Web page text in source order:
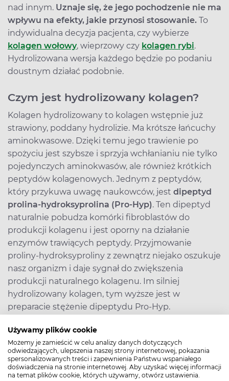
Używamy plików cookie
Możemy je zamieścić w celu analizy danych dotyczących
odwiedzających, ulepszenia naszej strony internetowej, pokazania
spersonalizowanych treści i zapewnienia Państwu wspaniałego
doświadczenia na stronie internetowej. Aby uzyskać więcej informacji
na temat plików cookie, których używamy, otwórz ustawienia.
nad innym. Uznaje się, że jego pochodzenie nie ma
wpływu na efekty, jakie przynosi stosowanie. To
indywidualna decyzja pacjenta, czy wybierze
kolagen wołowy, wieprzowy czy kolagen rybi.
Hydrolizowana wersja każdego będzie po podaniu
doustnym działać podobnie.
Czym jest hydrolizowany kolagen?
Kolagen hydrolizowany to kolagen wstępnie już
strawiony, poddany hydrolizie. Ma krótsze łańcuchy
aminokwasowe. Dzięki temu jego trawienie po
spożyciu jest szybsze i sprzyja wchłanianiu nie tylko
pojedynczych aminokwasów, ale również krótkich
peptydów kolagenowych. Jednym z peptydów,
który przykuwa uwagę naukowców, jest dipeptyd
prolina-hydroksyprolina (Pro-Hyp). Ten dipeptyd
naturalnie pobudza komórki fibroblastów do
produkcji kolagenu i jest oporny na działanie
enzymów trawiących peptydy. Przyjmowanie
proliny-hydroksyproliny z zewnątrz niejako oszukuje
nasz organizm i daje sygnał do zwiększenia
produkcji naturalnego kolagenu. Im silniej
hydrolizowany kolagen, tym wyższe jest w
preparacie stężenie dipeptydu Pro-Hyp.
Żelatyna czy kolagen?
Żelatyna to kolagen zdenaturowany, czyli
ugotowany. W porównaniu z kolagenem